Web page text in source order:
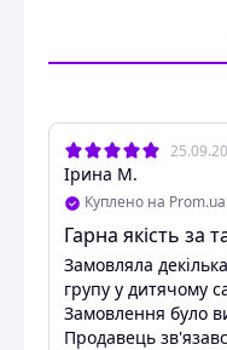
Размер детской
Стиль
Костюм
Футболка
Шорты, бриджи
Продажа
Ірина М.
Куплено на Prom.ua
Гарна якість за
Замовляла
групу у дитячому
Замовлення було
Продавець